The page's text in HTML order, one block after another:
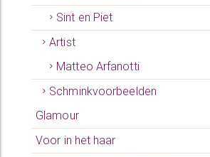
Sint en Piet
Artist
Matteo Arfanotti
Schminkvoorbeelden
Glamour
Voor in het haar